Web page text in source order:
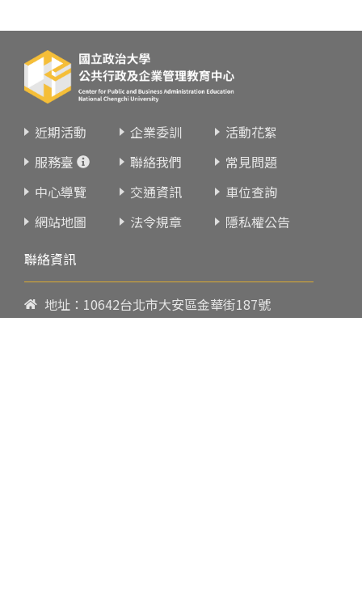
近期活動 企業委訓
活動花絮
服務臺
聯絡我們
常見問題
中心導覽
交通資訊
車位查詢
網站地圖
法令規章
隱私權公告
聯絡資訊
地址：10642台北市大安區金華街187號